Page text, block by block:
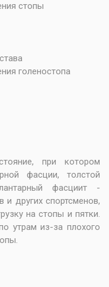
стопы
голеностопа
при котором
фасции, толстой
фасциит -
и других спортсменов,
на стопы и пятки.
утрам из-за плохого